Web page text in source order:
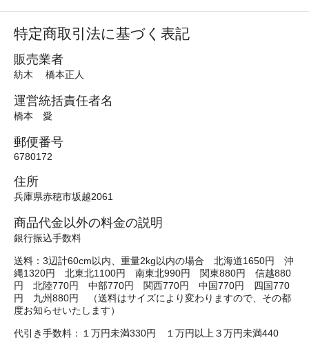
特定商取引法に基づく表記
販売業者
紡木 橋本正人
運営統括責任者名
橋本 愛
郵便番号
6780172
住所
兵庫県赤穂市坂越2061
商品代金以外の料金の説明
銀行振込手数料
送料：3辺計60cm以内、重量2kg以内の場合 北海道1650円 沖
縄1320円 北東北1100円 南東北990円 関東880円 信越880
円 北陸770円 中部770円 関西770円 中国770円 四国770
円 九州880円 （送料はサイズにより変わりますので、その都
度お知らせいたします）
代引き手数料：１万円未満330円 １万円以上３万円未満440